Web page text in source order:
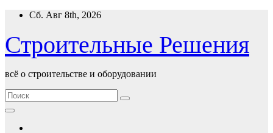
Перейти
содержимому
Сб. Авг 8th, 2026
Строительные Решения
всё о строительстве и оборудовании